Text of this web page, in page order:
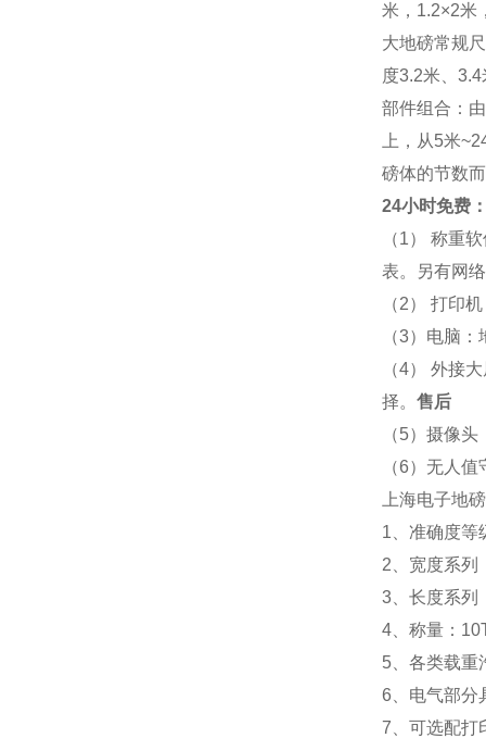
米，1.2×2米
大地磅常规
度3.2米、
部件组合：
上，从5米
磅体的节数
24小时免费
（1） 称重
表。另有网
（2） 打印
（3）电脑
（4） 外接
择。 售后
（5）摄像
（6）无人
上海电子地
1、准确度等
2、宽度系列
3、长度系列
4、称量：
5、各类载重
6、电气部分
7、可选配打